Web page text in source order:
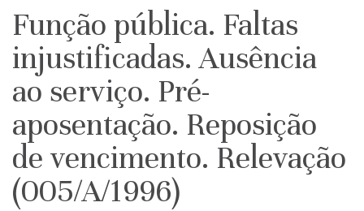
EN
Função pública. Faltas
injustificadas. Ausência
ao serviço. Pré-
aposentação. Reposição
de vencimento. Relevação
(005/A/1996)